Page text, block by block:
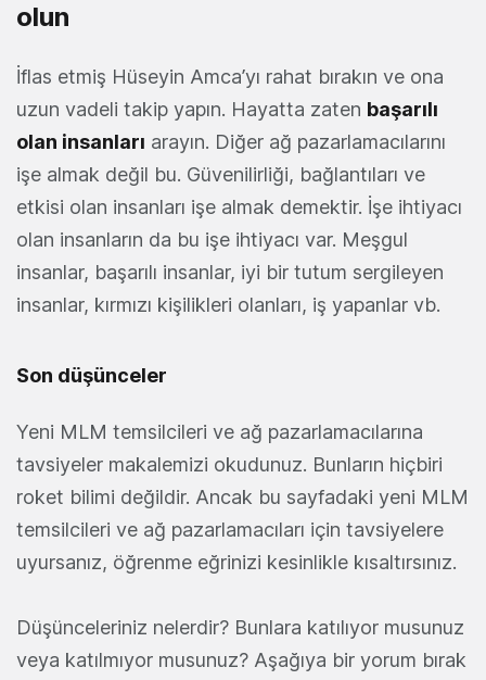
olun
İflas etmiş Hüseyin Amca’yı rahat bırakın ve ona
uzun vadeli takip yapın. Hayatta zaten başarılı
olan insanları arayın. Diğer ağ pazarlamacılarını
işe almak değil bu. Güvenilirliği, bağlantıları ve
etkisi olan insanları işe almak demektir. İşe ihtiyacı
olan insanların da bu işe ihtiyacı var. Meşgul
insanlar, başarılı insanlar, iyi bir tutum sergileyen
insanlar, kırmızı kişilikleri olanları, iş yapanlar vb.
Son düşünceler
Yeni MLM temsilcileri ve ağ pazarlamacılarına
tavsiyeler makalemizi okudunuz. Bunların hiçbiri
roket bilimi değildir. Ancak bu sayfadaki yeni MLM
temsilcileri ve ağ pazarlamacıları için tavsiyelere
uyursanız, öğrenme eğrinizi kesinlikle kısaltırsınız.
Düşünceleriniz nelerdir? Bunlara katılıyor musunuz
veya katılmıyor musunuz? Aşağıya bir yorum bırak